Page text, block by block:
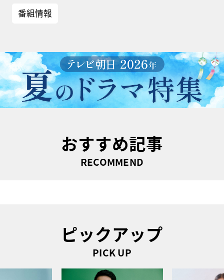
番組情報
おすすめ記事
RECOMMEND
ピックアップ
PICK UP